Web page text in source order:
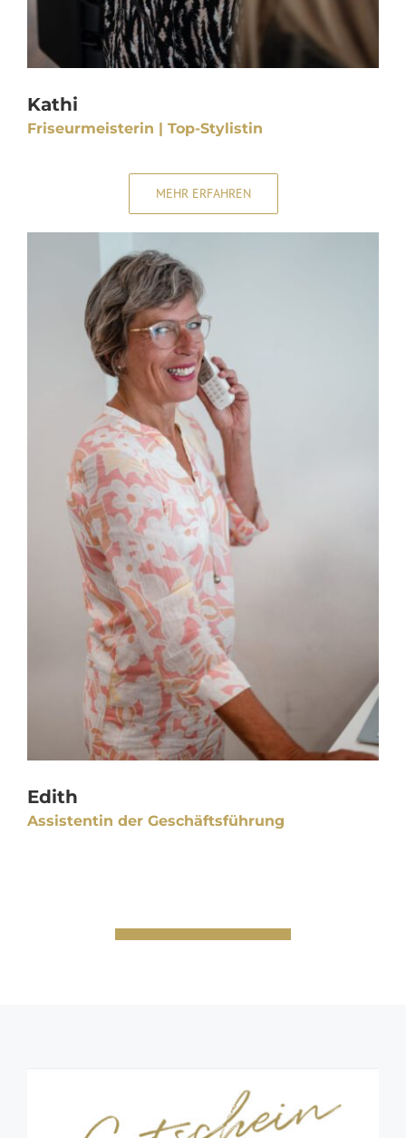
Kathi
Friseurmeisterin | Top-Stylistin
MEHR ERFAHREN
Edith
Assistentin der Geschäftsführung